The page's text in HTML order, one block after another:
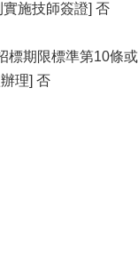
施技師簽證] 否
標期限標準第10條
理] 否